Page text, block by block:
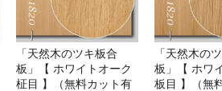
「天然木のツキ板合
板」【 ホワイトオーク
柾目 】（無料カット有
「天然木の
板」【 ホワ
板目 】（無